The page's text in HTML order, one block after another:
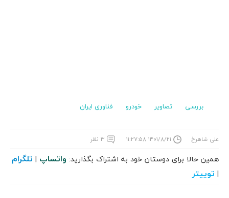
بررسی تصاویر خودرو فناوری ایران
علی شاهرخ ۱۴۰۱/۸/۲۱ ۱۱:۲۷:۵۸ ۳ نظر
همین حالا برای دوستان خود به اشتراک بگذارید: واتساپ | تلگرام
| توییتر